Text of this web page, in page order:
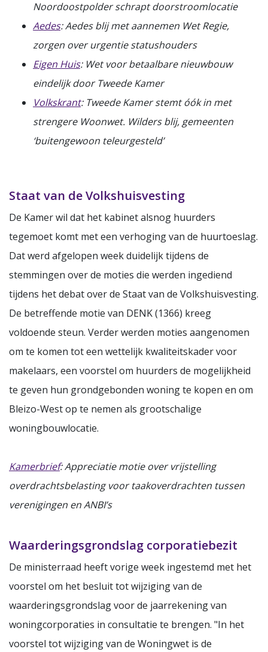
Noordoostpolder schrapt doorstroomlocatie
Aedes: Aedes blij met aannemen Wet Regie,
zorgen over urgentie statushouders
Eigen Huis: Wet voor betaalbare nieuwbouw
eindelijk door Tweede Kamer
Volkskrant: Tweede Kamer stemt óók in met
strengere Woonwet. Wilders blij, gemeenten
‘buitengewoon teleurgesteld’
Staat van de Volkshuisvesting
De Kamer wil dat het kabinet alsnog huurders
tegemoet komt met een verhoging van de huurtoeslag.
Dat werd afgelopen week duidelijk tijdens de
stemmingen over de moties die werden ingediend
tijdens het debat over de Staat van de Volkshuisvesting.
De betreffende motie van DENK (1366) kreeg
voldoende steun. Verder werden moties aangenomen
om te komen tot een wettelijk kwaliteitskader voor
makelaars, een voorstel om huurders de mogelijkheid
te geven hun grondgebonden woning te kopen en om
Bleizo-West op te nemen als grootschalige
woningbouwlocatie.
Kamerbrief: Appreciatie motie over vrijstelling
overdrachtsbelasting voor taakoverdrachten tussen
verenigingen en ANBI’s
Waarderingsgrondslag corporatiebezit
De ministerraad heeft vorige week ingestemd met het
voorstel om het besluit tot wijziging van de
waarderingsgrondslag voor de jaarrekening van
woningcorporaties in consultatie te brengen. "In het
voorstel tot wijziging van de Woningwet is de